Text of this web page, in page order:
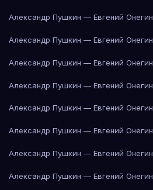
Александр Пушкин — Евгений Онегин
Александр Пушкин — Евгений Онегин
Александр Пушкин — Евгений Онегин
Александр Пушкин — Евгений Онегин
Александр Пушкин — Евгений Онегин
Александр Пушкин — Евгений Онегин
Александр Пушкин — Евгений Онегин
Александр Пушкин — Евгений Онегин